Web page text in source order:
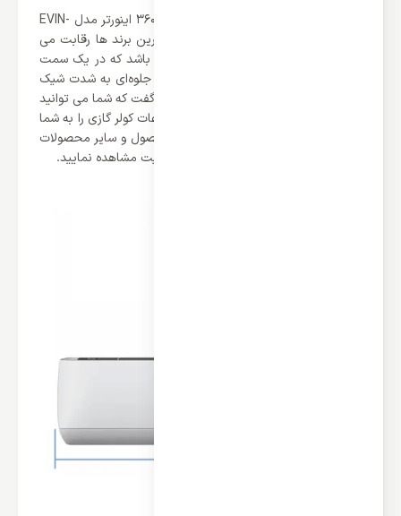
یونیت داخلی کولر گازی دیواری ایوولی 36000 اینورتر مدل EVIN-
36K-A بسیار شیک می باشد و با بزرگ ترین برند ها رقابت می
کند. رنگ بدنه‌ای این محصول سفید می باشد که در یک سمت
آن شاهد یک نوار طوسی رنگ هستیم که جلوه‌ای به شدت شیک
به محصول بخشیده است. همچنین باید گفت که شما می توانید
یک صفحه نمایش مشاهده کنید که اطلاعات کولر گازی را به شما
نمایش می دهد. شما می توانید این محصول و سایر محصولات
ایوولی را در وب سایت اینترنتی ایران اسپلیت مشاهده نمایید.